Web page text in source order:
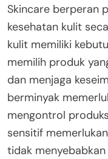
Skincare berperan
kesehatan kulit
kulit memiliki
memilih produk
dan menjaga
berminyak
mengontrol
sensitif
tidak